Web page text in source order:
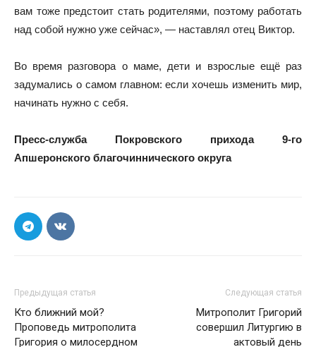
вам тоже предстоит стать родителями, поэтому работать
над собой нужно уже сейчас», — наставлял отец Виктор.
Во время разговора о маме, дети и взрослые ещё раз
задумались о самом главном: если хочешь изменить мир,
начинать нужно с себя.
Пресс-служба Покровского прихода 9-го
Апшеронского благочиннического округа
Предыдущая статья
Кто ближний мой?
Проповедь митрополита
Григория о милосердном
Следующая статья
Митрополит Григорий
совершил Литургию в
актовый день